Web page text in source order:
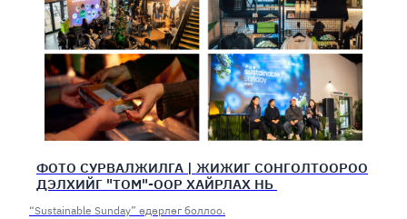
ФОТО СУРВАЛЖИЛГА | ЖИЖИГ СОНГОЛТООРОО
ДЭЛХИЙГ "ТОМ"-ООР ХАЙРЛАХ НЬ
“Sustainable Sunday” өдөрлөг боллоо.